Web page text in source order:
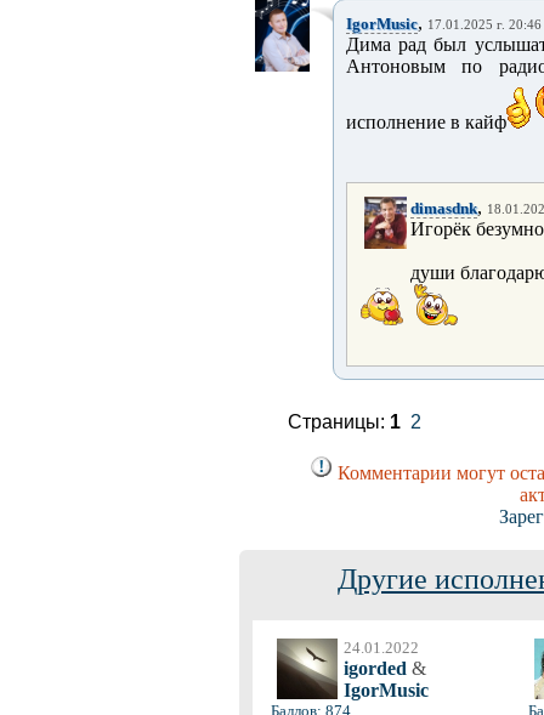
IgorMusic, 17.01.2025 г. 20:46
Дима рад был
Антоновым по
исполнение в кайф
dimasdnk,
Игорёк
души
Страницы: 1 2
Комментарии могут
Другие
24.01.2022
igorded &
IgorMusic
Баллов: 874